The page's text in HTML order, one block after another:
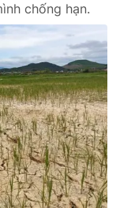
chống hạn.